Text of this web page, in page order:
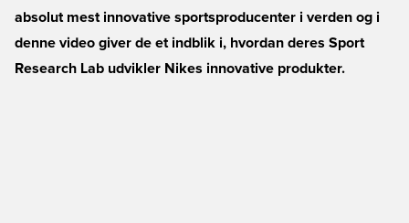
absolut mest innovative sportsproducenter i verden og i
denne video giver de et indblik i, hvordan deres Sport
Research Lab udvikler Nikes innovative produkter.